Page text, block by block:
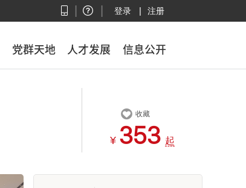
登录 | 注册
党群天地 人才发展 信息公开
党群天地 人才发展 信息公开
 收藏
¥  起